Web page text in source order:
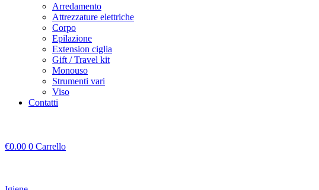
Arredamento
Attrezzature elettriche
Corpo
Epilazione
Extension ciglia
Gift / Travel kit
Monouso
Strumenti vari
Viso
Contatti
€0.00 0 Carrello